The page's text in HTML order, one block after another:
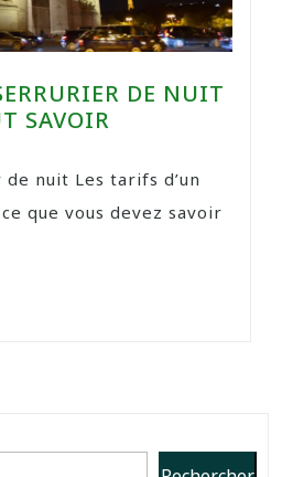
DE NUIT
SAVOIR
nuit Les tarifs d’un
que vous devez savoir